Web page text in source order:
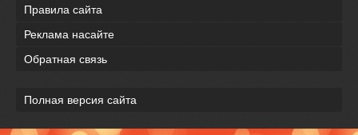
Правила сайта
Реклама насайте
Обратная связь
Полная версия сайта